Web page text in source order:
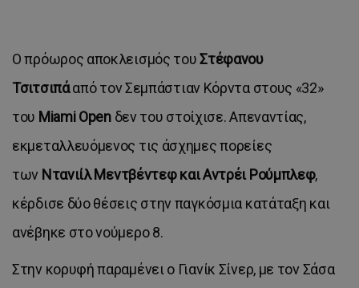
Ο πρόωρος αποκλεισμός τουΣτέφανου
Τσιτσιπάαπό τον Σεμπάστιαν Κόρντα στους «32»
του Miami Openδεν του στοίχισε. Απεναντίας,
εκμεταλλευόμενος τις άσχημες πορείες
των Ντανιίλ Μεντβέντεφ και Αντρέι Ρούμπλεφ,
κέρδισε δύο θέσεις στην παγκόσμια κατάταξη και
ανέβηκε στο νούμερο 8.
Στην κορυφή παραμένει ο Γιανίκ Σίνερ, με τον Σάσα